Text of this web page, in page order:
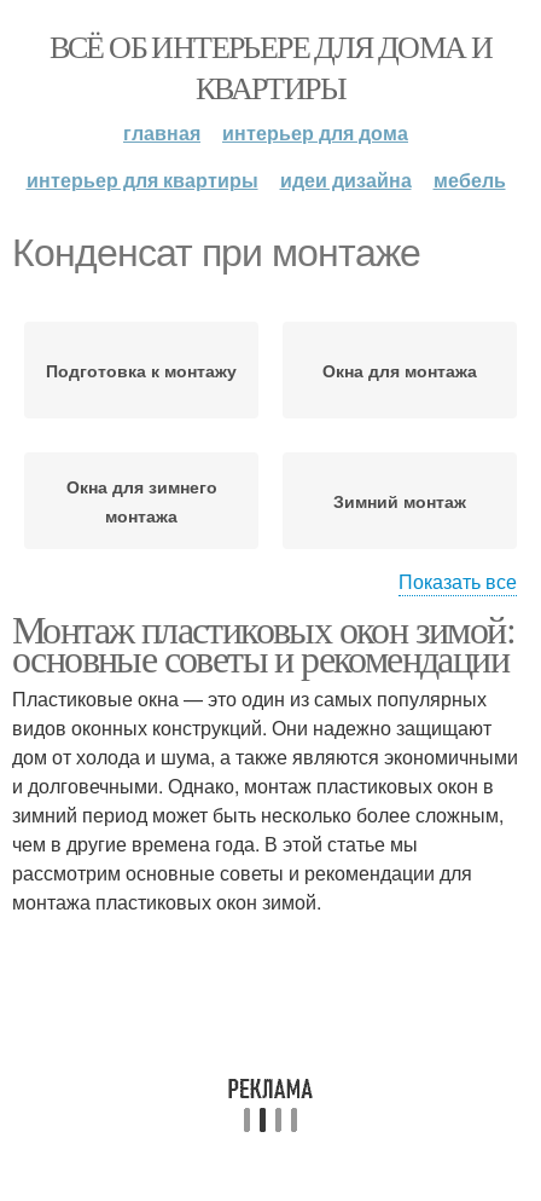
ВСЁ ОБ ИНТЕРЬЕРЕ ДЛЯ ДОМА И
КВАРТИРЫ
главная
интерьер для дома
интерьер для квартиры
идеи дизайна мебель
Конденсат при монтаже
Подготовка к монтажу Окна для монтажа
Окна для зимнего
монтажа
Зимний монтаж
Окна при монтаже
Показать все
Монтаж пластиковых окон зимой:
основные советы и рекомендации
Пластиковые окна — это один из самых популярных
видов оконных конструкций. Они надежно защищают
дом от холода и шума, а также являются экономичными
и долговечными. Однако, монтаж пластиковых окон в
зимний период может быть несколько более сложным,
чем в другие времена года. В этой статье мы
рассмотрим основные советы и рекомендации для
монтажа пластиковых окон зимой.